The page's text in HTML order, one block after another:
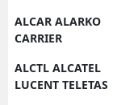
ALCAR ALARKO
CARRIER
ALCTL ALCATEL
LUCENT TELETAS